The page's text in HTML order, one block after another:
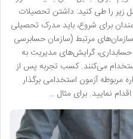
زیر را طی کنید: داشتن تحصیلات
برای شروع، باید مدرک تحصیلی
مرتبط (سازمان حسابرسی
حسابداری، گرایش‌های مدیریت به
می‌کنند. کسب تجربه پس از
مربوطه آزمون استخدامی برگذار
نمایید. برای مثال …